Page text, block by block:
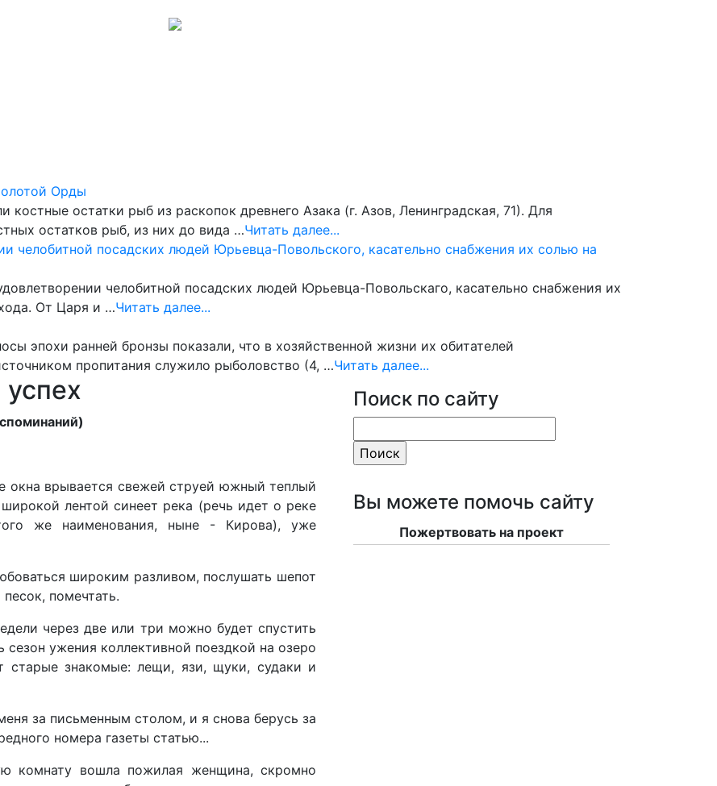
Орды
остатки рыб из раскопок древнего Азака (г. Азов, Ленинградская, 71). Для
остатков рыб, из них до вида …Читать далее...
челобитной посадских людей Юрьевца-Повольского, касательно снабжения их солью на
челобитной посадских людей Юрьевца-Повольскаго, касательно снабжения их
От Царя и …Читать далее...
эпохи ранней бронзы показали, что в хозяйственной жизни их обитателей
пропитания служило рыболовство (4, …Читать далее...
окна врывается свежей струей южный теплый
лентой синеет река (речь идет о реке
же наименования, ныне - Кирова), уже
широким разливом, послушать шепот
помечтать.
через две или три можно будет спустить
ужения коллективной поездкой на озеро
знакомые: лещи, язи, щуки, судаки и
за письменным столом, и я снова берусь за
номера газеты статью...
комнату вошла пожилая женщина, скромно
Поиск по сайту
Вы можете помочь сайту
Пожертвовать на проект